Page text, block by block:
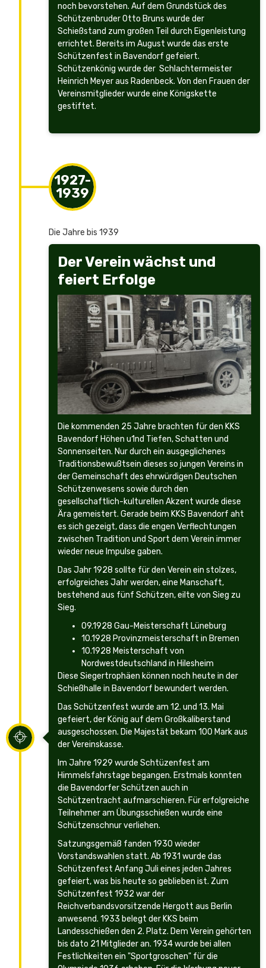
noch bevorstehen. Auf dem Grundstück des
Schützenbruder Otto Bruns wurde der
Schießstand zum großen Teil durch Eigenleistung
errichtet. Bereits im August wurde das erste
Schützenfest in Bavendorf gefeiert.
Schützenkönig wurde der Schlachtermeister
Heinrich Meyer aus Radenbeck. Von den Frauen der
Vereinsmitglieder wurde eine Königskette
gestiftet.
1927-
1939
Die Jahre bis 1939
Der Verein wächst und
feiert Erfolge
Die kommenden 25 Jahre brachten für den KKS
Bavendorf Höhen u1nd Tiefen, Schatten und
Sonnenseiten. Nur durch ein ausgeglichenes
Traditionsbewußtsein dieses so jungen Vereins in
der Gemeinschaft des ehrwürdigen Deutschen
Schützenwesens sowie durch den
gesellschaftlich-kulturellen Akzent wurde diese
Ära gemeistert. Gerade beim KKS Bavendorf aht
es sich gezeigt, dass die engen Verflechtungen
zwischen Tradition und Sport dem Verein immer
wieder neue Impulse gaben.
Das Jahr 1928 sollte für den Verein ein stolzes,
erfolgreiches Jahr werden, eine Manschaft,
bestehend aus fünf Schützen, eilte von Sieg zu
Sieg.
09.1928 Gau-Meisterschaft Lüneburg
10.1928 Provinzmeisterschaft in Bremen
10.1928 Meisterschaft von
Nordwestdeutschland in Hilesheim
Diese Siegertrophäen können noch heute in der
Schießhalle in Bavendorf bewundert werden.
Das Schützenfest wurde am 12. und 13. Mai
gefeiert, der König auf dem Großkaliberstand
ausgeschossen. Die Majestät bekam 100 Mark aus
der Vereinskasse.
Im Jahre 1929 wurde Schtüzenfest am
Himmelsfahrstage begangen. Erstmals konnten
die Bavendorfer Schützen auch in
Schützentracht aufmarschieren. Für erfolgreiche
Teilnehmer am Übungsschießen wurde eine
Schützenschnur verliehen.
Satzungsgemäß fanden 1930 wieder
Vorstandswahlen statt. Ab 1931 wurde das
Schützenfest Anfang Juli eines jeden Jahres
gefeiert, was bis heute so geblieben ist. Zum
Schützenfest 1932 war der
Reichverbandsvorsitzende Hergott aus Berlin
anwesend. 1933 belegt der KKS beim
Landesschießen den 2. Platz. Dem Verein gehörten
bis dato 21 Mitglieder an. 1934 wurde bei allen
Festlichkeiten ein "Sportgroschen" für die